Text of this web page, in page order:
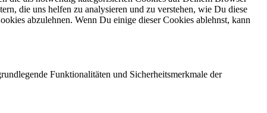
die uns helfen zu analysieren und zu verstehen, wie Du diese
abzulehnen. Wenn Du einige dieser Cookies ablehnst, kann
Funktionalitäten und Sicherheitsmerkmale der